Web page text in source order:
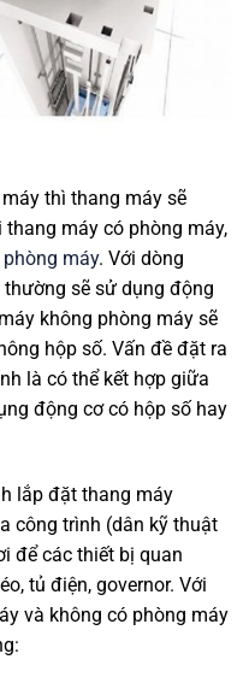
thì thang máy sẽ
máy có phòng máy,
máy. Với dòng
sẽ sử dụng động
không phòng máy sẽ
hộp số. Vấn đề đặt ra
là có thể kết hợp giữa
động cơ có hộp số hay
lắp đặt thang máy
công trình (dân kỹ thuật
để các thiết bị quan
tủ điện, governor. Với
và không có phòng máy